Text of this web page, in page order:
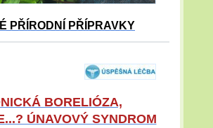
PŘÍRODNÍ PŘÍPRAVKY
BORELIÓZA,
ÚNAVOVÝ SYNDROM